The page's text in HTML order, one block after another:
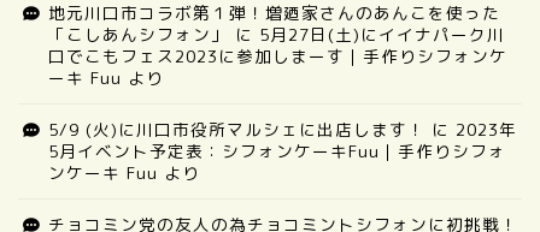
地元川口市コラボ第１弾！増廼家さんのあんこを使った
「こしあんシフォン」
に 5月27日(土)にイイナパーク川
口でこもフェス2023に参加しまーす｜手作りシフォンケ
ーキ Fuu より
5/9 (火)に川口市役所マルシェに出店します！ に 2023年
5月イベント予定表：シフォンケーキFuu｜手作りシフォ
ンケーキ Fuu より
チョコミン党の友人の為チョコミントシフォンに初挑戦！